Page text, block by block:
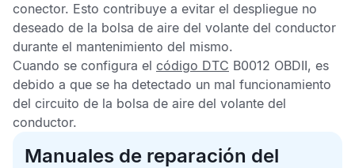
conector. Esto contribuye a evitar el despliegue no
deseado de la bolsa de aire del volante del conductor
durante el mantenimiento del mismo.
Cuando se configura el código DTC B0012 OBDII, es
debido a que se ha detectado un mal funcionamiento
del circuito de la bolsa de aire del volante del
conductor.
Manuales de reparación del